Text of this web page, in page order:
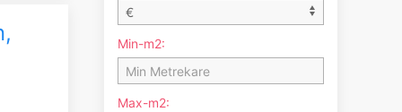
Min-m2:
Max-m2: